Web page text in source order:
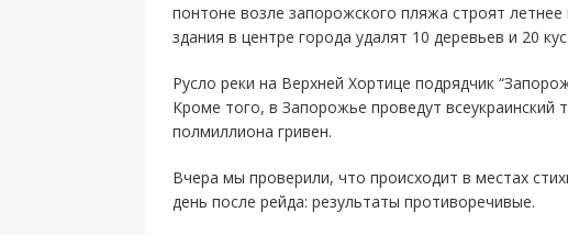
понтоне возле запорожского пляжа строят
здания в центре города удалят 10 деревьев и 20
Русло реки на Верхней Хортице подрядчик
Кроме того, в Запорожье проведут всеукраинский
полмиллиона гривен.
Вчера мы проверили, что происходит в местах
день после рейда: результаты противоречивые.